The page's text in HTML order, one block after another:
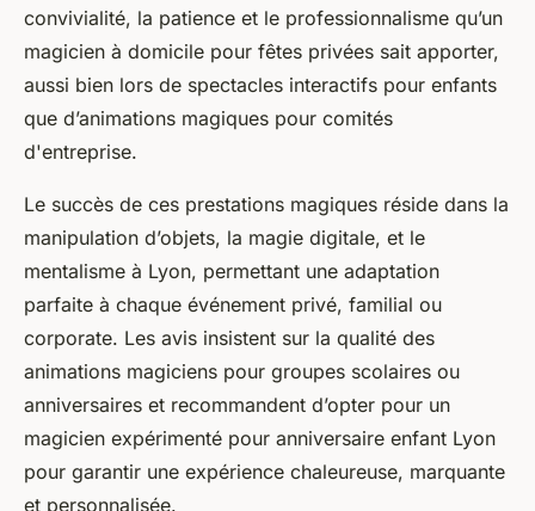
convivialité, la patience et le professionnalisme qu’un
magicien à domicile pour fêtes privées sait apporter,
aussi bien lors de spectacles interactifs pour enfants
que d’animations magiques pour comités
d'entreprise.
Le succès de ces prestations magiques réside dans la
manipulation d’objets, la magie digitale, et le
mentalisme à Lyon, permettant une adaptation
parfaite à chaque événement privé, familial ou
corporate. Les avis insistent sur la qualité des
animations magiciens pour groupes scolaires ou
anniversaires et recommandent d’opter pour un
magicien expérimenté pour anniversaire enfant Lyon
pour garantir une expérience chaleureuse, marquante
et personnalisée.